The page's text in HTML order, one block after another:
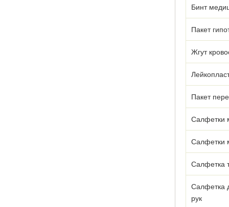
Бинт
Пакет
Жгут
Пакет
Салфетки
Салфетки
Салфетка
Салфетка
рук